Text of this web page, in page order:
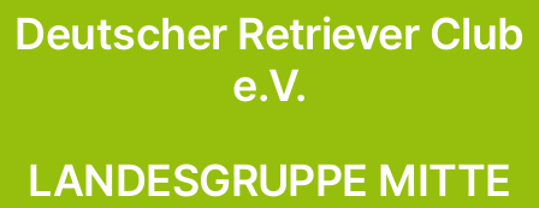
Deutscher Retriever Club
e.V.
LANDESGRUPPE MITTE